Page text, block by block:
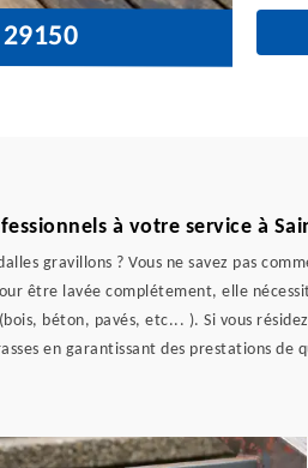
29150
à votre service à
gravillons ? Vous ne savez pas
être lavée complétement, elle
béton, pavés, etc... ). Si vous
en garantissant des prestations de